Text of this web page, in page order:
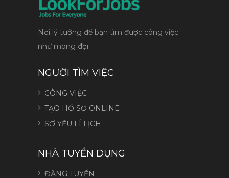
Nơi lý tưởng để bạn tìm được công việc
như mong đợi
NGƯỜI TÌM VIỆC
CÔNG VIỆC
TẠO HỒ SƠ ONLINE
SƠ YẾU LÍ LỊCH
NHÀ TUYỂN DỤNG
ĐĂNG TUYỂN